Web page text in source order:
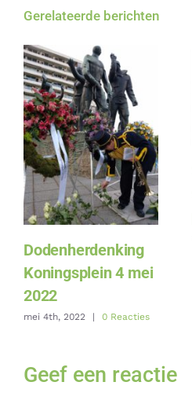
Gerelateerde berichten
Dodenherdenking
Koningsplein 4 mei
2022
mei 4th, 2022 | 0 Reacties
Geef een reactie